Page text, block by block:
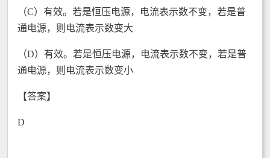
（C）有效。若是恒压电源，电流表示数不变，若是普
通电源，则电流表示数变大
（D）有效。若是恒压电源，电流表示数不变，若是普
通电源，则电流表示数变小
【答案】
D